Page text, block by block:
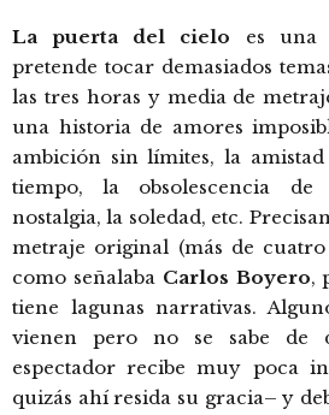
La puerta del cielo es una
pretende tocar demasiados
las tres horas y media de
una historia de amores
ambición sin límites, la
tiempo, la obsolescencia de
nostalgia, la soledad, etc.
metraje original (más de
como señalaba Carlos Boyero,
tiene lagunas narrativas.
vienen pero no se sabe de
espectador recibe muy poca
quizás ahí resida su gracia– y